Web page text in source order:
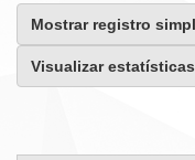
Mostrar registro
Visualizar estatísticas